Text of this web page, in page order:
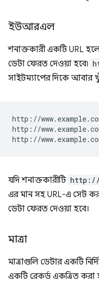
ইউআরএল
শনাক্তকারী একটি URL
ডেটা ফেরত দেওয়া হবে৷
সাইটম্যাপের দিকে আবার
http://
http://
যদি শনাক্তকারীটি http://
এর মান সহ URL-এ সেট
ডেটা ফেরত দেওয়া হবে।
মাত্রা
মাত্রাগুলি ডেটার একটি
একটি রেকর্ড একত্রিত করা